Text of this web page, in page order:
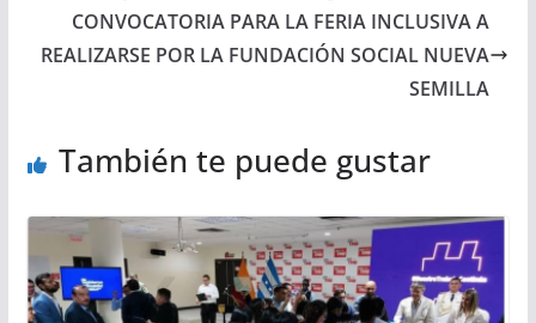
CONVOCATORIA PARA LA FERIA INCLUSIVA A
REALIZARSE POR LA FUNDACIÓN SOCIAL NUEVA
SEMILLA
También te puede gustar